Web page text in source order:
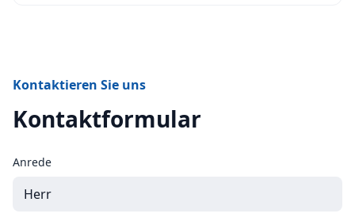
Kontaktieren Sie uns
Kontaktformular
Anrede